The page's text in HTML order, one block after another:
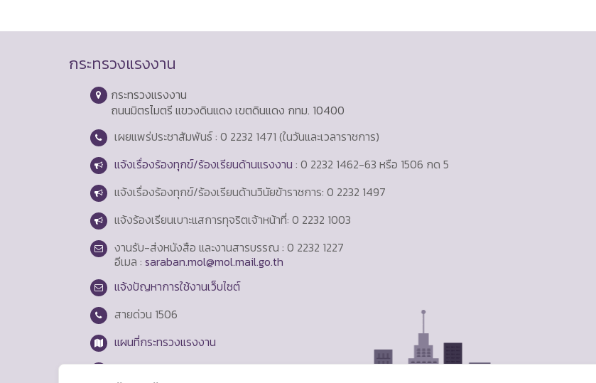
กระทรวงแรงงาน
กระทรวงแรงงาน
ถนนมิตรไมตรี แขวงดินแดง เขตดินแดง กทม. 10400
เผยแพร่ประชาสัมพันธ์ : 0 2232 1471 (ในวันและเวลาราชการ)
แจ้งเรื่องร้องทุกข์/ร้องเรียนด้านแรงงาน : 0 2232 1462-63 หรือ 1506 กด 5
แจ้งเรื่องร้องทุกข์/ร้องเรียนด้านวินัยข้าราชการ: 0 2232 1497
แจ้งร้องเรียนเบาะแสการทุจริตเจ้าหน้าที่: 0 2232 1003
งานรับ-ส่งหนังสือ และงานสารบรรณ : 0 2232 1227
อีเมล : saraban.mol@mol.mail.go.th
แจ้งปัญหาการใช้งานเว็บไซต์
สายด่วน 1506
แผนที่กระทรวงแรงงาน
Login